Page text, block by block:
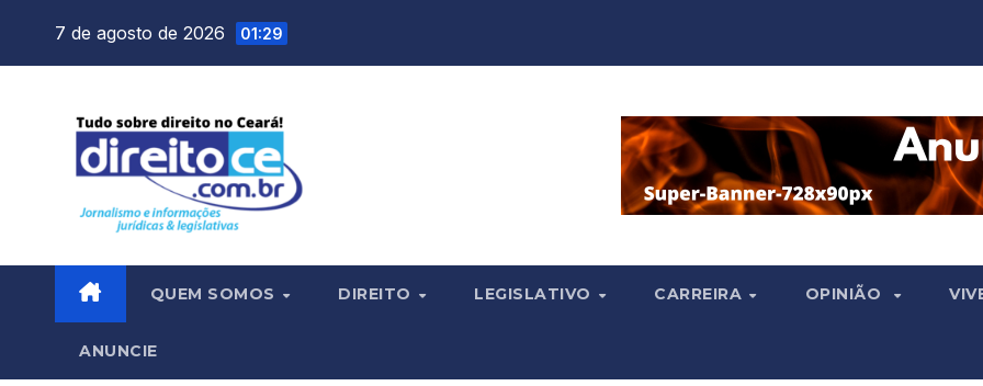
7 de agosto de 2026 01:29
QUEM SOMOS DIREITO LEGISLATIVO CARREIRA OPINIÃO
ANUNCIE